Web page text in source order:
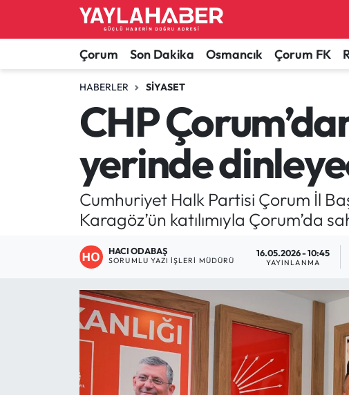
Çorum Son Dakika Osmancık Çorum FK
HABERLER SIYASET
CHP
yerinde
Cumhuriyet Halk Partisi Çorum İl
Karagöz’ün katılımıyla Çorum’da
HACI ODABAŞ
SORUMLU YAZI İŞLERI MÜDÜRÜ
16.05.2026 - 10:45
YAYINLANMA
Alaca Haberleri
Bayat Haberleri
Bilgi - Keşfet Haberleri
Bilim ve Teknoloji
Boğazkale Haberleri
Çorum Haberleri
Çorum Son Dakika Haberleri
Dodurga Haberleri
Ekonomi
Çorum Nöbetçi Eczaneler
Çorum Hava Durumu
Çorum Namaz Vakitleri
Çorum Trafik Yoğunluk Haritası
TFF 1.Lig Puan Durumu ve Fikstür
Tüm Manşetler
Son Dakika Haberleri
Haber Arşivi